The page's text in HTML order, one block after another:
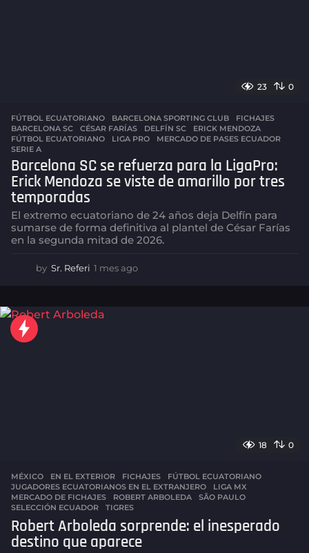
23 0
FÚTBOL ECUATORIANO ,BARCELONA SPORTING CLUB ,FICHAJES
BARCELONA SC
,CÉSAR FARÍAS ,DELFÍN SC ,ERICK MENDOZA
FÚTBOL ECUATORIANO
,LIGA PRO ,MERCADO DE PASES ECUADOR
SERIE A
Barcelona SC se refuerza para la LigaPro:
Erick Mendoza se viste de amarillo por tres
temporadas
El extremo ecuatoriano de 24 años deja Delfín para
sumarse de forma definitiva al plantel de César Farías
en la segunda mitad de 2026.
by Sr. Referi 1 mes ago
18 0
MÉXICO ,EN EL EXTERIOR ,FICHAJES FÚTBOL ECUATORIANO
JUGADORES ECUATORIANOS EN EL EXTRANJERO
,LIGA MX
MERCADO DE FICHAJES
,ROBERT ARBOLEDA ,SÃO PAULO
SELECCIÓN ECUADOR
,TIGRES
Robert Arboleda sorprende: el inesperado
destino que aparece